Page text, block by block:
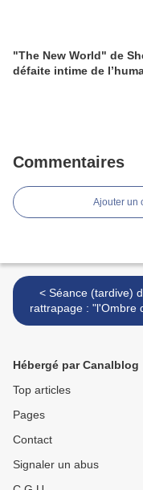
"The New World" de
défaite intime de
Commentaires
Ajouter un
< Séance (tardive) de
rattrapage : "l'Ombre
Femmes" de
Hébergé par Canalblog
Top articles
Pages
Contact
Signaler un abus